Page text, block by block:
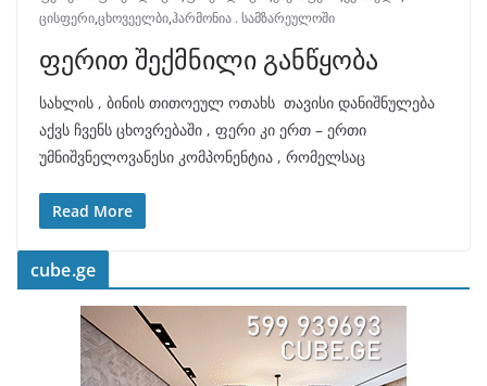
ცისფერი,ცხოვეელბი,ჰარმონია . სამზარეულოში
ფერით შექმნილი განწყობა
სახლის , ბინის თითოეულ ოთახს თავისი დანიშნულება
აქვს ჩვენს ცხოვრებაში , ფერი კი ერთ – ერთი
უმნიშვნელოვანესი კომპონენტია , რომელსაც
Read More
cube.ge